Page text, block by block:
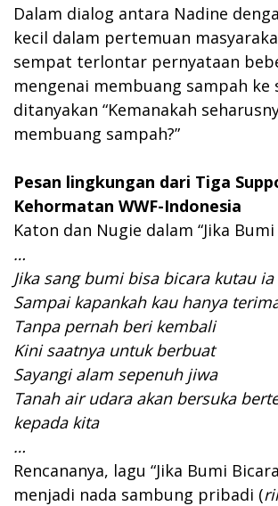
Dalam dialog antara Nadine
kecil dalam pertemuan
sempat terlontar pernyataan
mengenai membuang sampah ke
ditanyakan “Kemanakah
membuang sampah?”
Pesan lingkungan dari Tiga
Kehormatan WWF-Indonesia
Katon dan Nugie dalam “Jika Bumi
…
Jika sang bumi bisa bicara kutau
Sampai kapankah kau hanya
Tanpa pernah beri kembali
Kini saatnya untuk berbuat
Sayangi alam sepenuh jiwa
Tanah air udara akan bersuka
kepada kita
…
Rencananya, lagu “Jika Bumi
menjadi nada sambung pribadi (